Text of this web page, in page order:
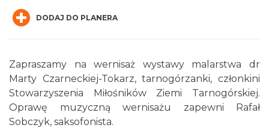
2026-08-23
15.25 km
DODAJ DO PLANERA
Zapraszamy na wernisaż wystawy malarstwa dr
Marty Czarneckiej-Tokarz, tarnogórzanki, członkini
Stowarzyszenia Miłośników Ziemi Tarnogórskiej.
Oprawę muzyczną wernisażu zapewni Rafał
Sobczyk, saksofonista.